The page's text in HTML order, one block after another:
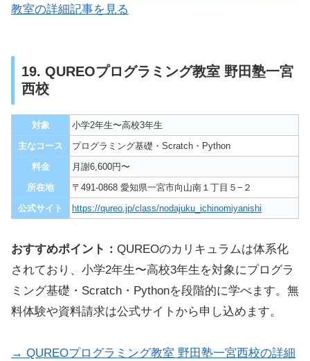
教室の詳細記事を見る
19. QUREOプログラミング教室 野田塾一宮
西校
対象
小学2年生〜高校3年生
主なコース
プログラミング基礎・Scratch・Python
料金
月謝6,600円〜
所在地
〒491-0868 愛知県一宮市向山南１丁目５−２
公式サイト
https://qureo.jp/class/nodajuku_ichinomiyanishi
おすすめポイント： QUREOのカリキュラムは体系化
されており、小学2年生〜高校3年生を対象にプログラ
ミング基礎・Scratch・Pythonを段階的に学べます。無
料体験や資料請求は公式サイトから申し込めます。
→ QUREOプログラミング教室 野田塾一宮西校の詳細